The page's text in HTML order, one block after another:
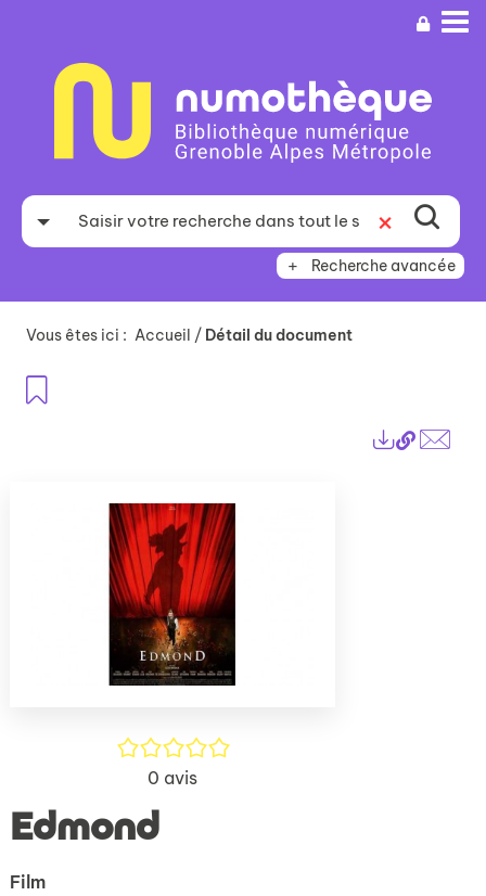
recherche
Recherche avancée
Vous êtes ici : Accueil / Détail du document
Lien
/5
0 avis
Edmond
Film